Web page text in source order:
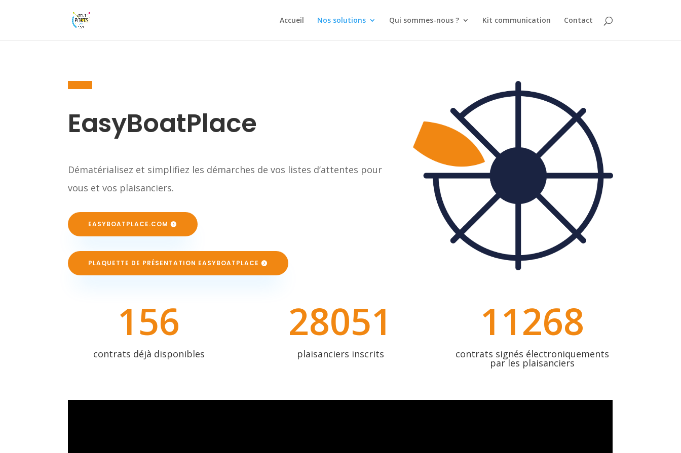
Accueil Nos solutions Qui sommes-nous ? Kit communication Contact
EasyBoatPlace
Dématérialisez et simplifiez les démarches de vos listes d’attentes pour
vous et vos plaisanciers.
EASYBOATPLACE.COM
PLAQUETTE DE PRÉSENTATION EASYBOATPLACE
156
contrats déjà disponibles
28051
plaisanciers inscrits
11268
contrats signés électroniquements
par les plaisanciers